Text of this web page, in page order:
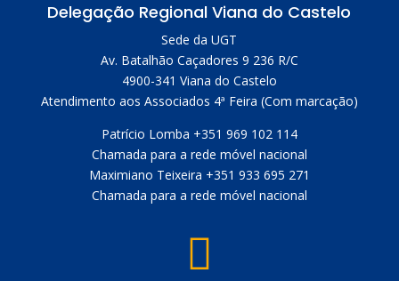
Delegação Regional Viana do Castelo
Sede da UGT
Av. Batalhão Caçadores 9 236 R/C
4900-341 Viana do Castelo
Atendimento aos Associados 4ª Feira (Com marcação)
Patrício Lomba +351 969 102 114
Chamada para a rede móvel nacional
Maximiano Teixeira +351 933 695 271
Chamada para a rede móvel nacional
